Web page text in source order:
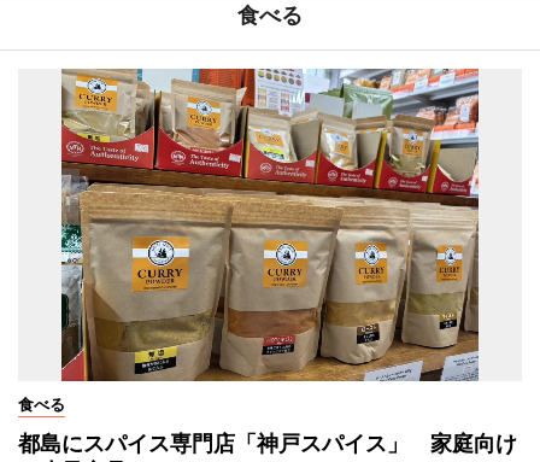
食べる
食べる
都島にスパイス専門店「神戸スパイス」 家庭向け